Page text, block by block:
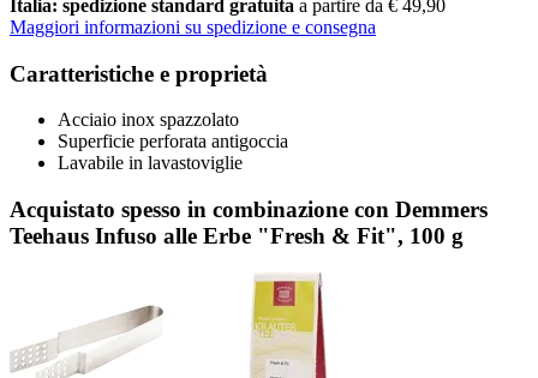
Italia: spedizione standard gratuita a partire da € 49,90
Maggiori informazioni su spedizione e consegna
Caratteristiche e proprietà
Acciaio inox spazzolato
Superficie perforata antigoccia
Lavabile in lavastoviglie
Acquistato spesso in combinazione con Demmers
Teehaus Infuso alle Erbe "Fresh & Fit", 100 g